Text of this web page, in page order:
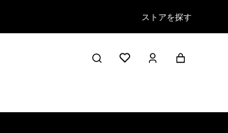
ストアを探す